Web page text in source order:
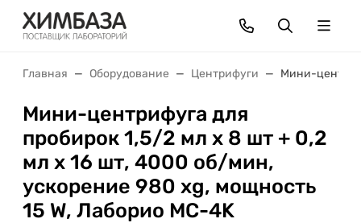
Главная Оборудование Центрифуги Мини-
Мини-центрифуга для
пробирок 1,5/2 мл х 8 шт + 0,2
мл х 16 шт, 4000 об/мин,
ускорение 980 xg, мощность
15 W, Лаборио MC-4K